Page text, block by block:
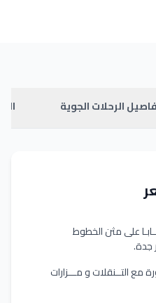
الرحلات الجوية
على مثن الخطوط
جدة.
مع التــنقلات و مـــزارات